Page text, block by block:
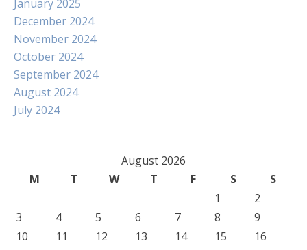
January 2025
December 2024
November 2024
October 2024
September 2024
August 2024
July 2024
August 2026
M
T W T F S
S
1
2
3
4 5 6 7 8
9
10
11 12 13 14 15
16